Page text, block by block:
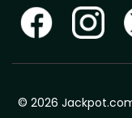
© 2026